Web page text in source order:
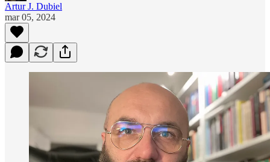
Artur J. Dubiel
mar 05, 2024